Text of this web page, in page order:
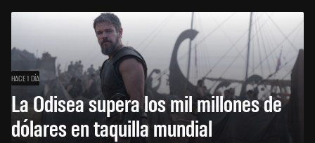
HACE 1 DÍA
La Odisea supera los mil millones de
dólares en taquilla mundial